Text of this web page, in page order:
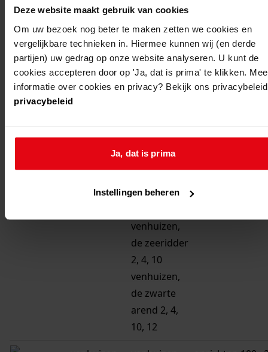
Deze website maakt gebruik van cookies
Om uw bezoek nog beter te maken zetten we cookies en
vergelijkbare technieken in. Hiermee kunnen wij (en derde
partijen) uw gedrag op onze website analyseren. U kunt de
cookies accepteren door op 'Ja, dat is prima' te klikken.
informatie over cookies en privacy? Bekijk ons privacybeleid
privacybeleid
Ja, dat is prima
Instellingen beheren
arend 6, 8
venhuizen
venhuizen,
de
morgenstar
3, 5
de ooijevaar
1, 3, 13, 15,
18
de witte valk
venhuizen,
de zeeridder
2, 4, 10
venhuizen,
de zwarte
arend 2, 4,
10, 12
oprichten 100
woningen
(map 6)